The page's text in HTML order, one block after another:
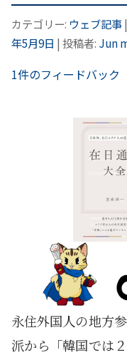
カテゴリー: ウェブ記事
年5月9日 | 投稿者: Jun
1件のフィードバック
永住外国人の地方
派から「韓国では